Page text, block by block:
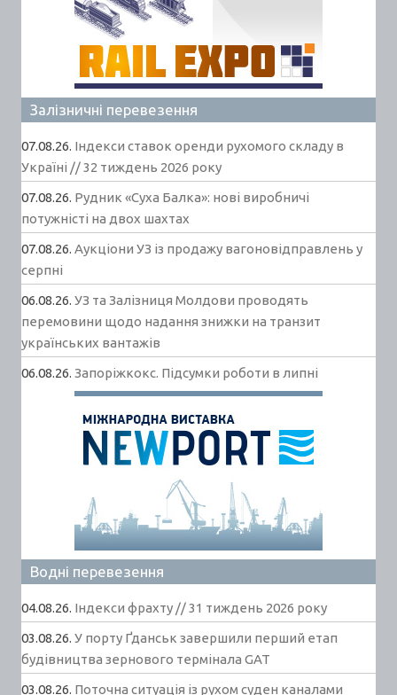
Залізничні перевезення
07.08.26. Індекси ставок оренди рухомого складу в
Україні // 32 тиждень 2026 року
07.08.26. Рудник «Суха Балка»: нові виробничі
потужністі на двох шахтах
07.08.26. Аукціони УЗ із продажу вагоновідправлень у
серпні
06.08.26. УЗ та Залізниця Молдови проводять
перемовини щодо надання знижки на транзит
українських вантажів
06.08.26. Запоріжкокс. Підсумки роботи в липні
Водні перевезення
04.08.26. Індекси фрахту // 31 тиждень 2026 року
03.08.26. У порту Ґданськ завершили перший етап
будівництва зернового термінала GAT
03.08.26. Поточна ситуація із рухом суден каналами